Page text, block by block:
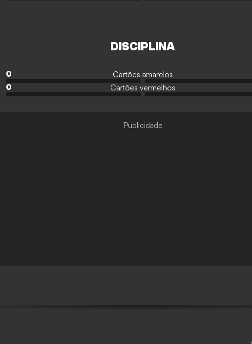
DISCIPLINA
0 Cartões amarelos
0 Cartões vermelhos